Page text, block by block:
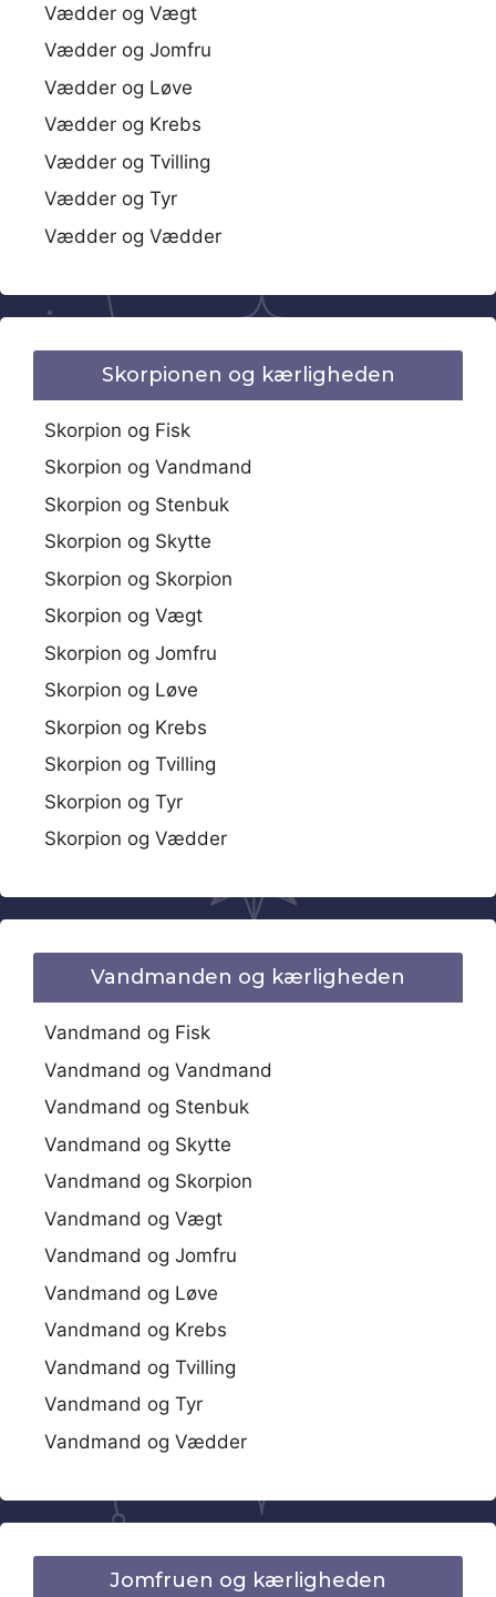
Vædder og Vægt
Vædder og Jomfru
Vædder og Løve
Vædder og Krebs
Vædder og Tvilling
Vædder og Tyr
Vædder og Vædder
Skorpionen og kærligheden
Skorpion og Fisk
Skorpion og Vandmand
Skorpion og Stenbuk
Skorpion og Skytte
Skorpion og Skorpion
Skorpion og Vægt
Skorpion og Jomfru
Skorpion og Løve
Skorpion og Krebs
Skorpion og Tvilling
Skorpion og Tyr
Skorpion og Vædder
Vandmanden og kærligheden
Vandmand og Fisk
Vandmand og Vandmand
Vandmand og Stenbuk
Vandmand og Skytte
Vandmand og Skorpion
Vandmand og Vægt
Vandmand og Jomfru
Vandmand og Løve
Vandmand og Krebs
Vandmand og Tvilling
Vandmand og Tyr
Vandmand og Vædder
Jomfruen og kærligheden